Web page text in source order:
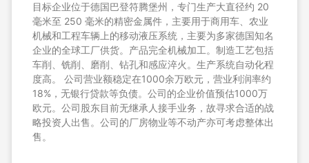
目标企业位于德国巴登符腾堡州，专门生产大直径约 20
毫米至 250 毫米的精密金属件，主要用于商用车、农业
机械和工程车辆上的移动液压系统，主要为多家德国知名
企业的全球工厂供货。产品完全机械加工。制造工艺包括
车削、铣削、磨削、钻孔和感应淬火。生产系统自动化程
度高。 公司营业额稳定在1000余万欧元，营业利润率约
18%，无银行贷款等负债。公司的企业价值预估1000万
欧元。公司股东目前无继承人接手业务，故寻求合适的战
略投资人出售。公司的厂房物业等不动产亦可考虑整体出
售。